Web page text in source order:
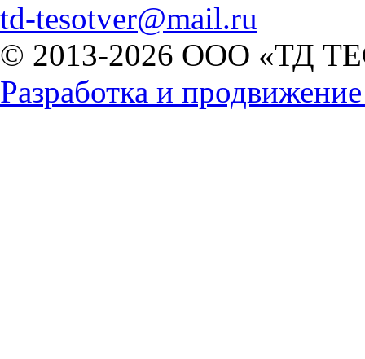
td-tesotver@mail.ru
© 2013-2026 ООО «ТД
Разработка и